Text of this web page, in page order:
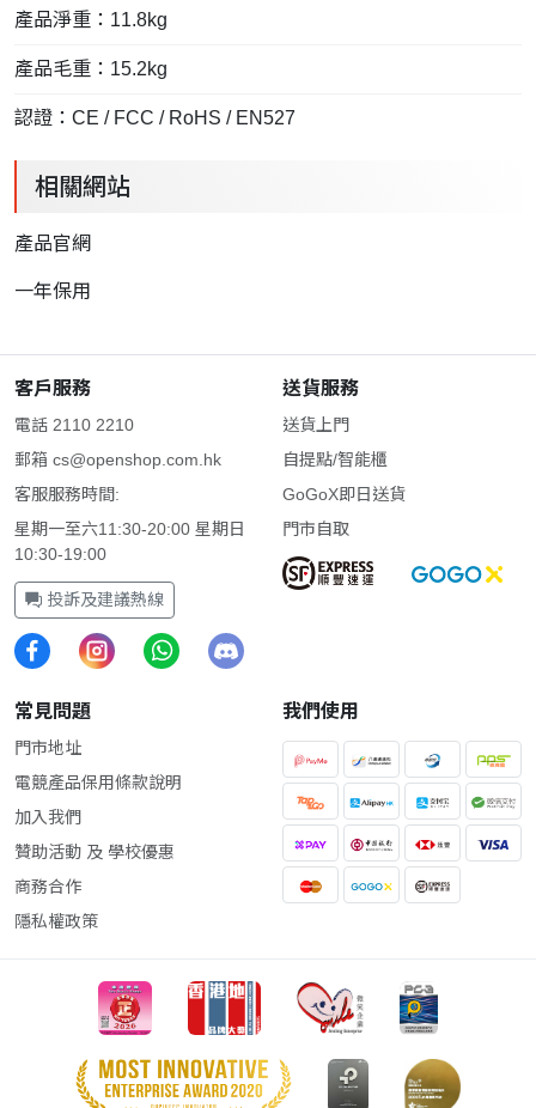
產品淨重：11.8kg
產品毛重：15.2kg
認證：CE / FCC / RoHS / EN527
相關網站
產品官網
一年保用
客戶服務
電話 2110 2210
郵箱 cs@openshop.com.hk
客服服務時間:
星期一至六11:30-20:00 星期日
10:30-19:00
投訴及建議熱線
送貨服務
送貨上門
自提點/智能櫃
GoGoX即日送貨
門市自取
常見問題
門市地址
電競產品保用條款說明
加入我們
贊助活動 及 學校優惠
商務合作
隱私權政策
我們使用